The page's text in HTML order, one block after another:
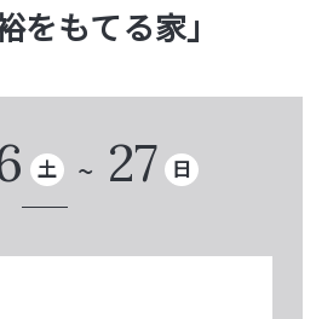
をもてる家」
土 27 日